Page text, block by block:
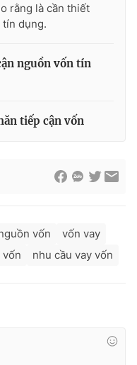
rằng là cần thiết
tín dụng.
nguồn vốn tín
tiếp cận vốn
vốn
vốn vay
vốn nhu cầu vay vốn